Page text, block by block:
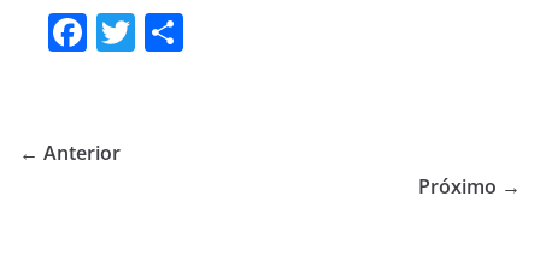
F
e
T
← Anterior
Próximo →